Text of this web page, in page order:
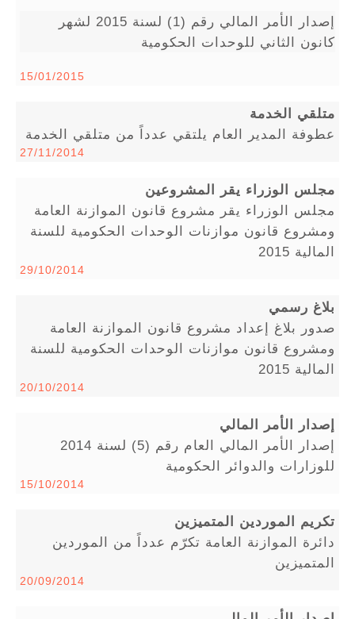
إصدار الأمر المالي رقم (1) لسنة 2015 لشهر
كانون الثاني للوحدات الحكومية
15/01/2015
متلقي الخدمة
عطوفة المدير العام يلتقي عدداً من متلقي الخدمة
27/11/2014
مجلس الوزراء يقر المشروعين
مجلس الوزراء يقر مشروع قانون الموازنة العامة
ومشروع قانون موازنات الوحدات الحكومية للسنة
المالية 2015
29/10/2014
بلاغ رسمي
صدور بلاغ إعداد مشروع قانون الموازنة العامة
ومشروع قانون موازنات الوحدات الحكومية للسنة
المالية 2015
20/10/2014
إصدار الأمر المالي
إصدار الأمر المالي العام رقم (5) لسنة 2014
للوزارات والدوائر الحكومية
15/10/2014
تكريم الموردين المتميزين
دائرة الموازنة العامة تكرّم عدداً من الموردين
المتميزين
20/09/2014